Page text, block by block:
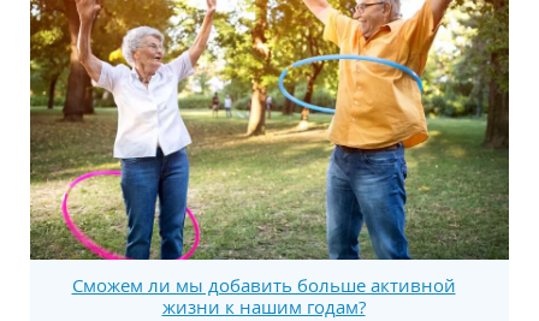
Сможем ли мы добавить больше активной
жизни к нашим годам?